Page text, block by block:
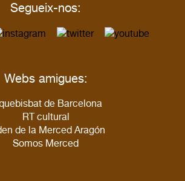
Segueix-nos:
Webs amigues:
de Barcelona
RT cultural
de la Merced Aragón
Somos Merced